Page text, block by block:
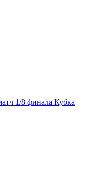
1/8 финала Кубка